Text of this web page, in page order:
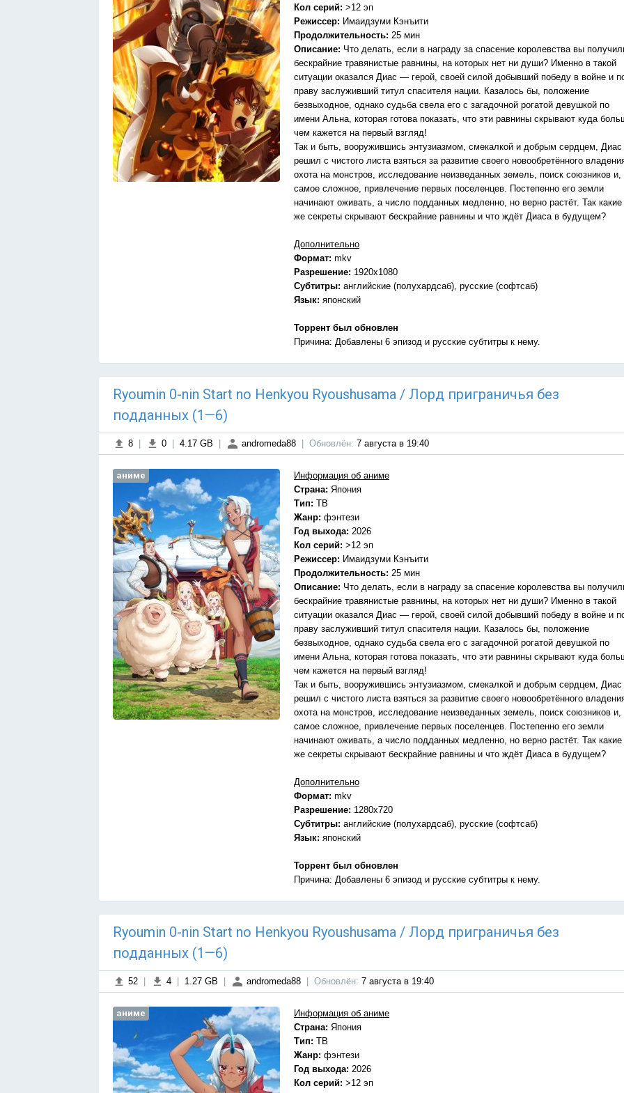
Кол серий: >12 эп
Режиссер: Имаидзуми Кэнъити
Продолжительность: 25 мин
Описание: Что делать, если в награду за спасение королевства вы
бескрайние травянистые равнины, на которых нет ни души? Именно в такой
ситуации оказался Диас — герой, своей силой добывший победу в войне и
праву заслуживший титул спасителя нации. Казалось бы, положение
безвыходное, однако судьба свела его с загадочной рогатой девушкой по
имени Альна, которая готова показать, что эти равнины скрывают куда
чем кажется на первый взгляд!
Так и быть, вооружившись энтузиазмом, смекалкой и добрым сердцем, Диас
решил с чистого листа взяться за развитие своего новообретённого
охота на монстров, исследование неизведанных земель, поиск союзников и,
самое сложное, привлечение первых поселенцев. Постепенно его земли
начинают оживать, а число подданных медленно, но верно растёт. Так какие
же секреты скрывают бескрайние равнины и что ждёт Диаса в будущем?
Дополнительно
Формат: mkv
Разрешение: 1920x1080
Субтитры: английские (полухардсаб), русские (софтсаб)
Язык: японский
Торрент был обновлен
Причина: Добавлены 6 эпизод и русские субтитры к нему.
Ryoumin 0-nin Start no Henkyou Ryoushusama / Лорд приграничья без
подданных (1—6)
8 0 4.17 GB andromeda88 Обновлён: 7 августа в 19:40
аниме
Информация об аниме
Страна: Япония
Тип: ТВ
Жанр: фэнтези
Год выхода: 2026
Кол серий: >12 эп
Режиссер: Имаидзуми Кэнъити
Продолжительность: 25 мин
Описание: Что делать, если в награду за спасение королевства вы
бескрайние травянистые равнины, на которых нет ни души? Именно в такой
ситуации оказался Диас — герой, своей силой добывший победу в войне и
праву заслуживший титул спасителя нации. Казалось бы, положение
безвыходное, однако судьба свела его с загадочной рогатой девушкой по
имени Альна, которая готова показать, что эти равнины скрывают куда
чем кажется на первый взгляд!
Так и быть, вооружившись энтузиазмом, смекалкой и добрым сердцем, Диас
решил с чистого листа взяться за развитие своего новообретённого
охота на монстров, исследование неизведанных земель, поиск союзников и,
самое сложное, привлечение первых поселенцев. Постепенно его земли
начинают оживать, а число подданных медленно, но верно растёт. Так какие
же секреты скрывают бескрайние равнины и что ждёт Диаса в будущем?
Дополнительно
Формат: mkv
Разрешение: 1280x720
Субтитры: английские (полухардсаб), русские (софтсаб)
Язык: японский
Торрент был обновлен
Причина: Добавлены 6 эпизод и русские субтитры к нему.
Ryoumin 0-nin Start no Henkyou Ryoushusama / Лорд приграничья без
подданных (1—6)
52 4 1.27 GB andromeda88 Обновлён: 7 августа в 19:40
аниме
Информация об аниме
Страна: Япония
Тип: ТВ
Жанр: фэнтези
Год выхода: 2026
Кол серий: >12 эп